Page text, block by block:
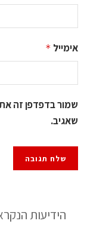
אימייל *
שמור בדפדפן זה
שאגיב.
הידיעות